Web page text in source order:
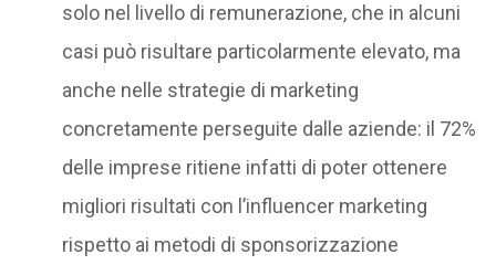
solo nel livello di remunerazione, che in alcuni
casi può risultare particolarmente elevato, ma
anche nelle strategie di marketing
concretamente perseguite dalle aziende: il 72%
delle imprese ritiene infatti di poter ottenere
migliori risultati con l’influencer marketing
rispetto ai metodi di sponsorizzazione